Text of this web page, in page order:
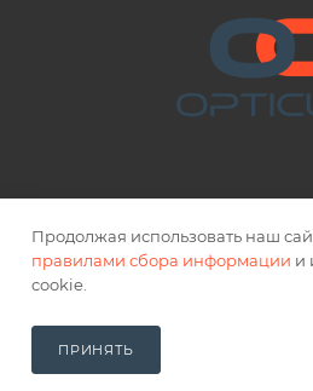
2026 © OPTICUT
Продолжая использовать наш
правилами сбора информации и
cookie.
ПРИНЯТЬ